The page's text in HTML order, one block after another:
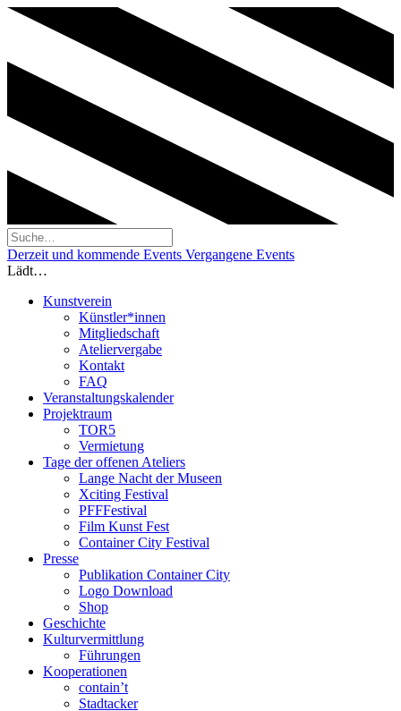
Derzeit und kommende Events Vergangene Events
Lädt…
Kunstverein
Künstler*innen
Mitgliedschaft
Ateliervergabe
Kontakt
FAQ
Veranstaltungskalender
Projektraum
TOR5
Vermietung
Tage der offenen Ateliers
Lange Nacht der Museen
Xciting Festival
PFFFestival
Film Kunst Fest
Container City Festival
Presse
Publikation Container City
Logo Download
Shop
Geschichte
Kulturvermittlung
Führungen
Kooperationen
contain’t
Stadtacker